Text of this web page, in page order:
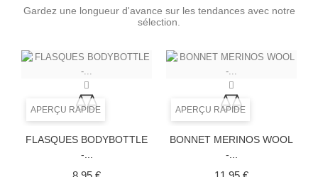
Gardez une longueur d'avance sur les tendances avec notre
sélection.
APERÇU RAPIDE
FLASQUES BODYBOTTLE
-...
Prix
APERÇU RAPIDE
BONNET MERINOS WOOL
-...
Prix